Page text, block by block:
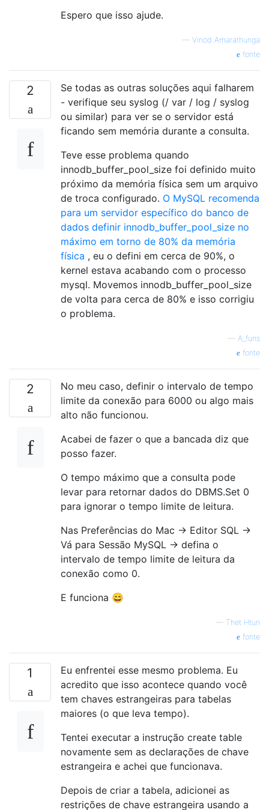
Espero que isso ajude.
— Vinod Amarathunga
fonte
2
Se todas as outras soluções aqui falharem
- verifique seu syslog (/ var / log / syslog
ou similar) para ver se o servidor está
ficando sem memória durante a consulta.
Teve esse problema quando
innodb_buffer_pool_size foi definido muito
próximo da memória física sem um arquivo
de troca configurado. O MySQL recomenda
para um servidor específico do banco de
dados definir innodb_buffer_pool_size no
máximo em torno de 80% da memória
física , eu o defini em cerca de 90%, o
kernel estava acabando com o processo
mysql. Movemos innodb_buffer_pool_size
de volta para cerca de 80% e isso corrigiu
o problema.
— A_funs
fonte
2
No meu caso, definir o intervalo de tempo
limite da conexão para 6000 ou algo mais
alto não funcionou.
Acabei de fazer o que a bancada diz que
posso fazer.
O tempo máximo que a consulta pode
levar para retornar dados do DBMS.Set 0
para ignorar o tempo limite de leitura.
Nas Preferências do Mac -> Editor SQL ->
Vá para Sessão MySQL -> defina o
intervalo de tempo limite de leitura da
conexão como 0.
E funciona 😄
— Thet Htun
fonte
1
Eu enfrentei esse mesmo problema. Eu
acredito que isso acontece quando você
tem chaves estrangeiras para tabelas
maiores (o que leva tempo).
Tentei executar a instrução create table
novamente sem as declarações de chave
estrangeira e achei que funcionava.
Depois de criar a tabela, adicionei as
restrições de chave estrangeira usando a